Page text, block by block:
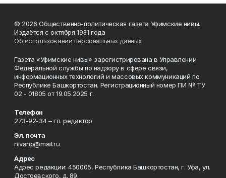
© 2026 Общественно-политическая газета Уфимские нивы.
Издаётся с октября 1931 года
Об использовании персональных данных
Газета «Уфимские нивы» зарегистрирована в Управлении
Федеральной службы по надзору в сфере связи,
информационных технологий и массовых коммуникаций по
Республике Башкортостан. Регистрационный номер ПИ № ТУ
02 - 01805 от 19.05.2025 г.
Телефон
273-92-34 – гл. редактор
Эл. почта
nivanp@mail.ru
Адрес
Адрес редакции: 450005, Республика Башкортостан, г. Уфа, ул.
Достоевского, д. 89.